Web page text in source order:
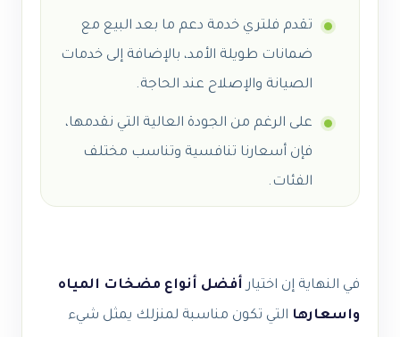
تقدم فلتري خدمة دعم ما بعد البيع مع
ضمانات طويلة الأمد، بالإضافة إلى خدمات
الصيانة والإصلاح عند الحاجة.
على الرغم من الجودة العالية التي نقدمها،
فإن أسعارنا تنافسية وتناسب مختلف
الفئات.
في النهاية إن اختيار أفضل أنواع مضخات المياه
واسعارها التي تكون مناسبة لمنزلك يمثل شيء